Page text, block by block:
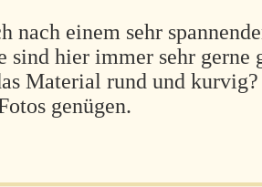
nach einem sehr
sind hier immer sehr gerne
Material rund und
genügen.